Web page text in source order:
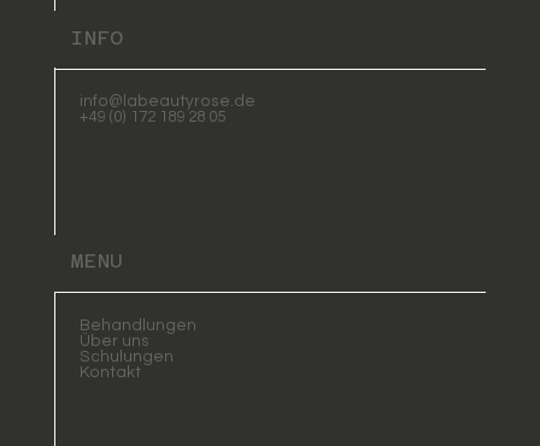
INFO
info@labeautyrose.de
+49 (0) 172 189 28 05
MENU
Behandlungen
Über uns
Schulungen
Kontakt